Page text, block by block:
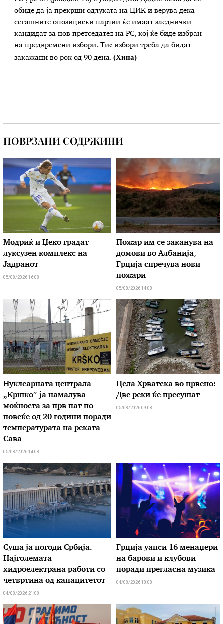
обиде да ја прекрши одлуката на ЦИК и верува дека
сегашните опозициски партии ќе имаат заеднички
кандидат за нов претседател на РС, кој ќе биде избран
на предвремени избори. Тие избори треба да бидат
закажани во рок од 90 дена.(Хина)
ПОВРЗАНИ СОДРЖИНИ
Модриќ и Џеко градат
луксузен комплекс на
Јадранот
05/08/2026 16:08
Пожар им се заканува на
домови во Албанија,
Грција спречува нови
пожари
05/08/2026 14:08
Нуклеарната централа
„Кршко“ ја намалува
моќноста за прв пат по
повеќе од 20 години поради
температурата на реката
Сава
05/08/2026 14:08
Цела Хрватска во црвено:
Две реки ќе пресушат
05/08/2026 09:08
Суша ја погоди Србија.
Најголемата
хидроелектрана работи со
четвртина од капацитетот
04/08/2026 21:08
Грција уапси 16 менаџери
на барови и клубови
поради прегласна музика
04/08/2026 18:08